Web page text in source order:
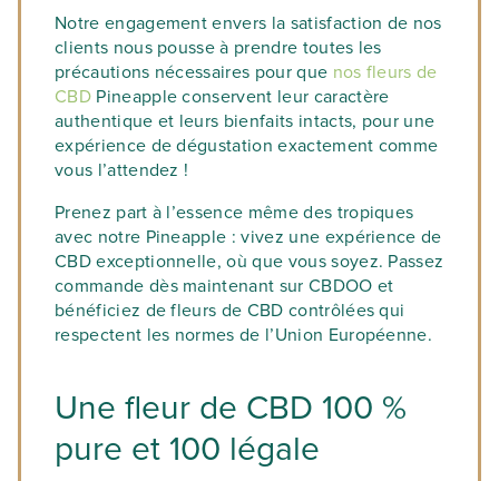
pour assurer une sécurité optimale et un
taux de THC inférieur à 0.2%, en parfaite
conformité avec la réglementation
française. Bénéficiez de fleurs de CBD
Pineapple qui proviennent uniquement de
fournisseurs contrôlés et sont issus de
variétés de chanvre autorisées par l’Union
Européenne.
de votre vaporisateur, puis allumez
l’appareil et patientez le temps que la
température monte. Ensuite, il ne vous
reste plus qu’à inhaler la vapeur pendant
quelques secondes et à profiter des effets
!
Notre engagement envers la satisfaction de nos
clients nous pousse à prendre toutes les
précautions nécessaires pour que nos fleurs de
CBD Pineapple conservent leur caractère
authentique et leurs bienfaits intacts, pour une
expérience de dégustation exactement comme
vous l’attendez !
Prenez part à l’essence même des tropiques
avec notre Pineapple : vivez une expérience de
CBD exceptionnelle, où que vous soyez. Passez
commande dès maintenant sur CBDOO et
bénéficiez de fleurs de CBD contrôlées qui
respectent les normes de l’Union Européenne.
Une fleur de CBD 100 %
pure et 100 légale